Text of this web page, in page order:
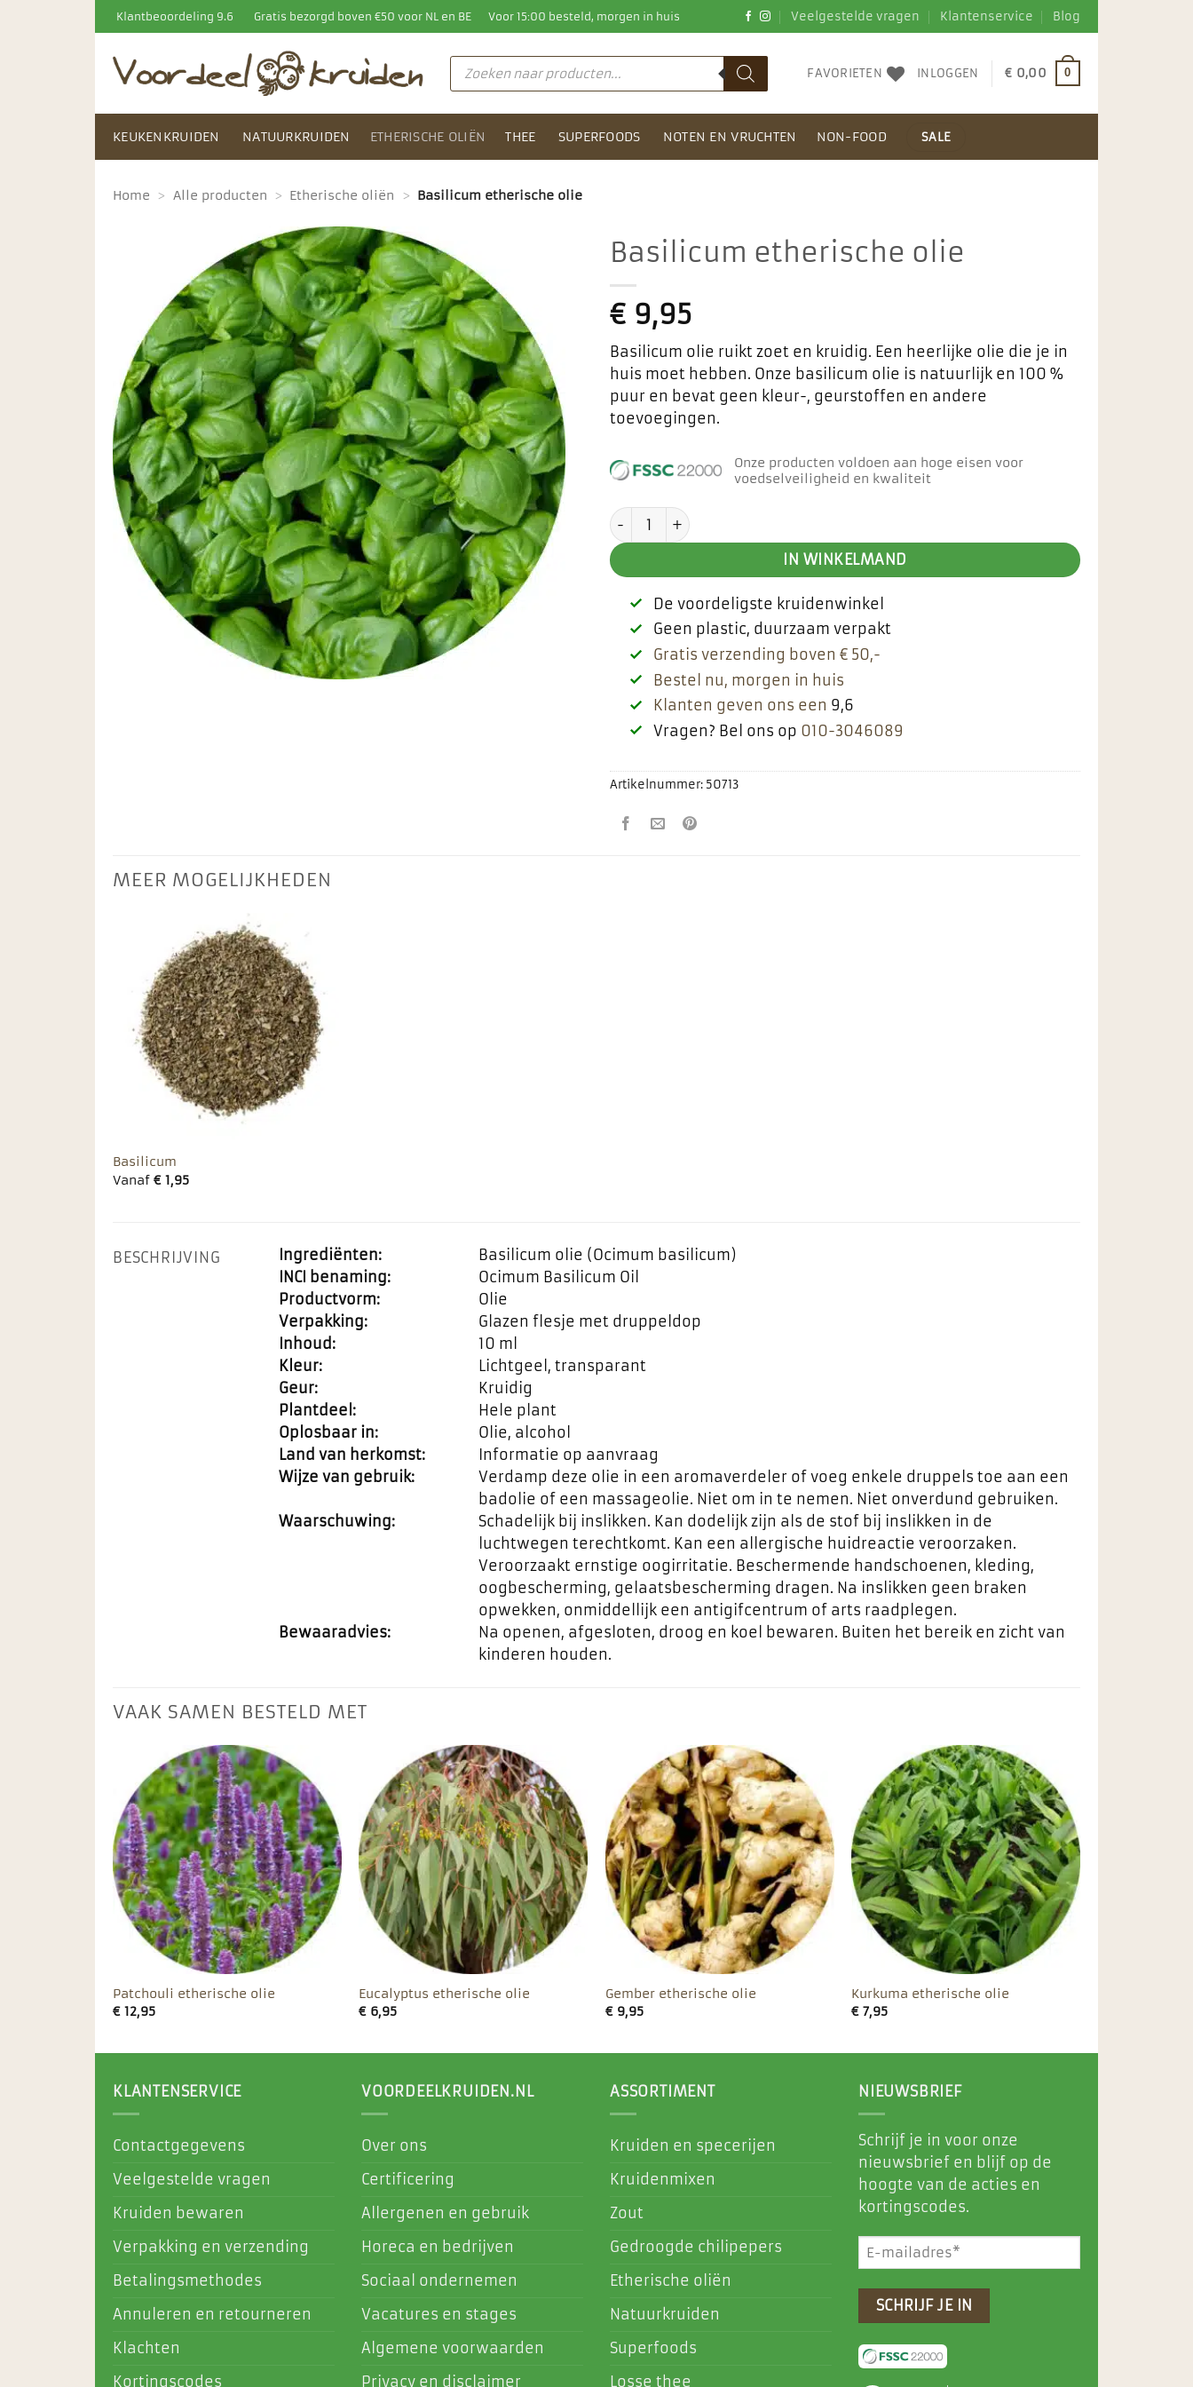
naar
inhoud
Klantbeoordeling 9.6 Gratis bezorgd boven €50 voor NL en BE Voor 15:00 besteld, morgen in huis Veelgestelde vragen Klantenservice Blog
Producten
zoeken FAVORIETEN INLOGGEN € 0,00 0
KEUKENKRUIDEN NATUURKRUIDEN ETHERISCHE OLIËN THEE SUPERFOODS NOTEN EN VRUCHTEN NON-FOOD SALE
Home > Alle producten > Etherische oliën > Basilicum etherische olie
favorieten
Basilicum etherische olie
€9,95
Basilicum olie ruikt zoet en kruidig. Een heerlijke olie die je in
huis moet hebben. Onze basilicum olie is natuurlijk en 100 %
puur en bevat geen kleur-, geurstoffen en andere
toevoegingen.
Onze producten voldoen aan hoge eisen voor
voedselveiligheid en kwaliteit
Basilicum etherische olie aantal
IN WINKELMAND
De voordeligste kruidenwinkel
Geen plastic, duurzaam verpakt
Gratis verzending boven € 50,-
Bestel nu, morgen in huis
Klanten geven ons een 9,6
Vragen? Bel ons op 010-3046089
Artikelnummer:50713
MEER MOGELIJKHEDEN
Toevoegen
aan
favorieten
Basilicum
Vanaf €1,95
BESCHRIJVING Ingrediënten:
Basilicum olie (Ocimum basilicum)
INCI benaming:
Ocimum Basilicum Oil
Productvorm:
Olie
Verpakking:
Glazen flesje met druppeldop
Inhoud:
10 ml
Kleur:
Lichtgeel, transparant
Geur:
Kruidig
Plantdeel:
Hele plant
Oplosbaar in:
Olie, alcohol
Land van herkomst:
Informatie op aanvraag
Wijze van gebruik:
Verdamp deze olie in een aromaverdeler of voeg enkele druppels toe aan een
badolie of een massageolie. Niet om in te nemen. Niet onverdund gebruiken.
Waarschuwing:
Schadelijk bij inslikken. Kan dodelijk zijn als de stof bij inslikken in de
luchtwegen terechtkomt. Kan een allergische huidreactie veroorzaken.
Veroorzaakt ernstige oogirritatie. Beschermende handschoenen, kleding,
oogbescherming, gelaatsbescherming dragen. Na inslikken geen braken
opwekken, onmiddellijk een antigifcentrum of arts raadplegen.
Bewaaradvies:
Na openen, afgesloten, droog en koel bewaren. Buiten het bereik en zicht van
kinderen houden.
VAAK SAMEN BESTELD MET
Toevoegen
aan
favorieten
Patchouli etherische olie
€12,95
Toevoegen
aan
favorieten
Eucalyptus etherische olie
€6,95
Toevoegen
aan
favorieten
Gember etherische olie
€9,95
Toevoegen
aan
favorieten
Kurkuma etherische olie
€7,95
KLANTENSERVICE
Contactgegevens
Veelgestelde vragen
Kruiden bewaren
Verpakking en verzending
Betalingsmethodes
Annuleren en retourneren
Klachten
Kortingscodes
VOORDEELKRUIDEN.NL
Over ons
Certificering
Allergenen en gebruik
Horeca en bedrijven
Sociaal ondernemen
Vacatures en stages
Algemene voorwaarden
Privacy en disclaimer
ASSORTIMENT
Kruiden en specerijen
Kruidenmixen
Zout
Gedroogde chilipepers
Etherische oliën
Natuurkruiden
Superfoods
Losse thee
NIEUWSBRIEF
Schrijf je in voor onze
nieuwsbrief en blijf op de
hoogte van de acties en
kortingscodes.
E-
mailadres
(Vereist)